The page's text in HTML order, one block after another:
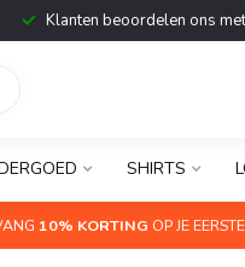
Klanten beoordelen ons
SHIRTS
10% KORTING OP JE